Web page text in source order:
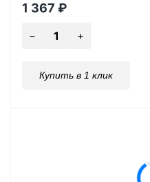
1 367 ₽
Купить в 1 клик